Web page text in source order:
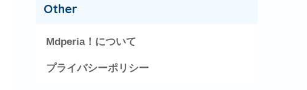
Other
Mdperia！について
プライバシーポリシー